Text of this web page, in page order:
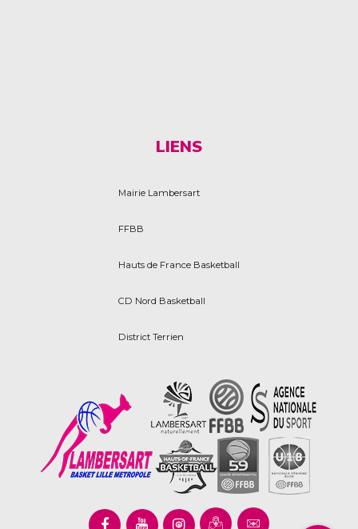
LIENS
Mairie Lambersart
FFBB
Hauts de France Basketball
CD Nord Basketball
District Terrien